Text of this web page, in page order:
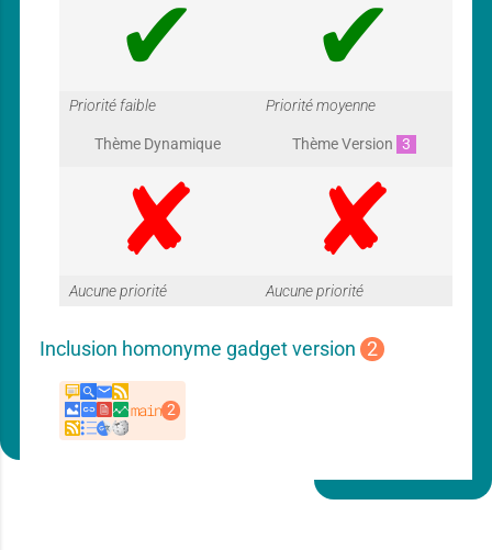
G
a
r
a
Priorité faible
G
a
r
a
Priorité moyenne
Thème Dynamique
G
a
Aucune priorité
Thème Version 3
G
Aucune priorité
Inclusion homonyme gadget version 2
main